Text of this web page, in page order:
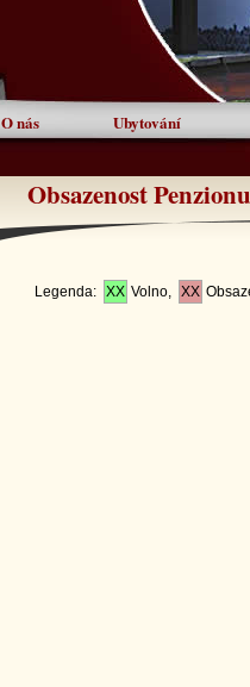
O nás Ubytování
Obsazenost
Legenda: XX Volno, XX